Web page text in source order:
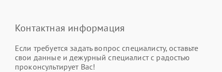
Контактная информация
Если требуется задать вопрос специалисту, оставьте
свои данные и дежурный специалист с радостью
проконсультирует Вас!